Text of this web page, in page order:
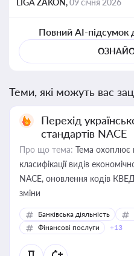
LIGA ZAKON,09 січня 2026
Повний AI-підсумок
Теми, які можуть вас
Перехід
стандартів NACE
Про що тема: Тема охоплює
класифікації видів
NACE, оновлення кодів
зміни
Банківська діяльність
Фінансові послуги
+13